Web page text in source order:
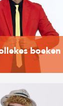
boeken